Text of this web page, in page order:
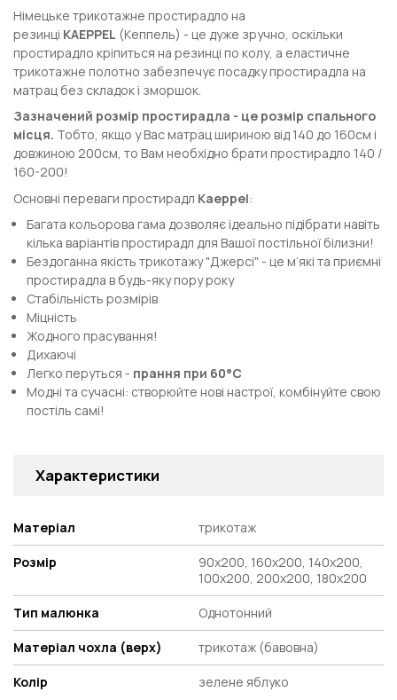
Німецьке трикотажне простирадло на
резинці KAEPPEL (Кеппель) - це дуже зручно, оскільки
простирадло кріпиться на резинці по колу, а еластичне
трикотажне полотно забезпечує посадку простирадла на
матрац без складок і зморшок.
Зазначений розмір простирадла - це розмір спального
місця. Тобто, якщо у Вас матрац шириною від 140 до 160см і
довжиною 200см, то Вам необхідно брати простирадло 140 /
160-200!
Основні переваги простирадл Kaeppel:
Багата кольорова гама дозволяє ідеально підібрати навіть
кілька варіантів простирадл для Вашої постільної білизни!
Бездоганна якість трикотажу "Джерсі" - це м’які та приємні
простирадла в будь-яку пору року
Стабільність розмірів
Міцність
Жодного прасування!
Дихаючі
Легко перуться - прання при 60°С
Модні та сучасні: створюйте нові настрої, комбінуйте свою
постіль самі!
Характеристики
Матеріал трикотаж
Розмір
90х200, 160х200, 140х200,
100х200, 200х200, 180х200
Тип малюнка Однотонний
Матеріал чохла (верх) трикотаж (бавовна)
Колір зелене яблуко